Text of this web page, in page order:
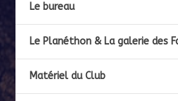
Le bureau
Le Planéthon & La galerie des
Matériel du Club